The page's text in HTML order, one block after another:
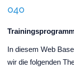
040
In diesem Web
wir die folgenden